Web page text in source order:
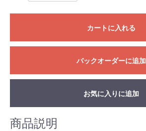
カートに入れる
バックオーダーに追加
お気に入りに追加
商品説明